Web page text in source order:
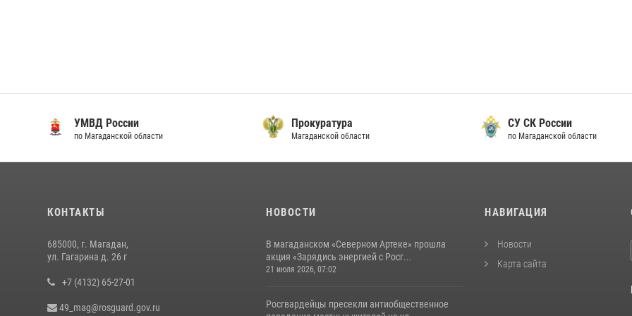
УМВД России
по Магаданской области
Прокуратура
Магаданской области
СУ СК России
по Магаданской области
КОНТАКТЫ
685000, г. Магадан,
ул. Гагарина д. 26 г
+7 (4132) 65-27-01
49_mag@rosguard.gov.ru
НОВОСТИ
В магаданском «Северном Артеке» прошла
акция «Зарядись энергией с Росг...
21 июля 2026, 07:02
Росгвардейцы пресекли антиобщественное
НАВИГАЦИЯ
Новости
Карта сайта